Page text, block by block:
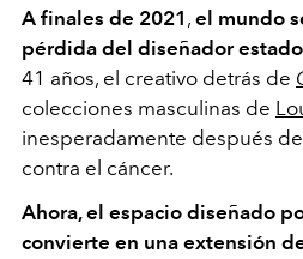
A finales de 2021 , el mundo
pérdida del diseñador
41 años, el creativo detrás de
colecciones masculinas de
inesperadamente después
contra el cáncer.
Ahora, el espacio diseñado
convierte en una extensión